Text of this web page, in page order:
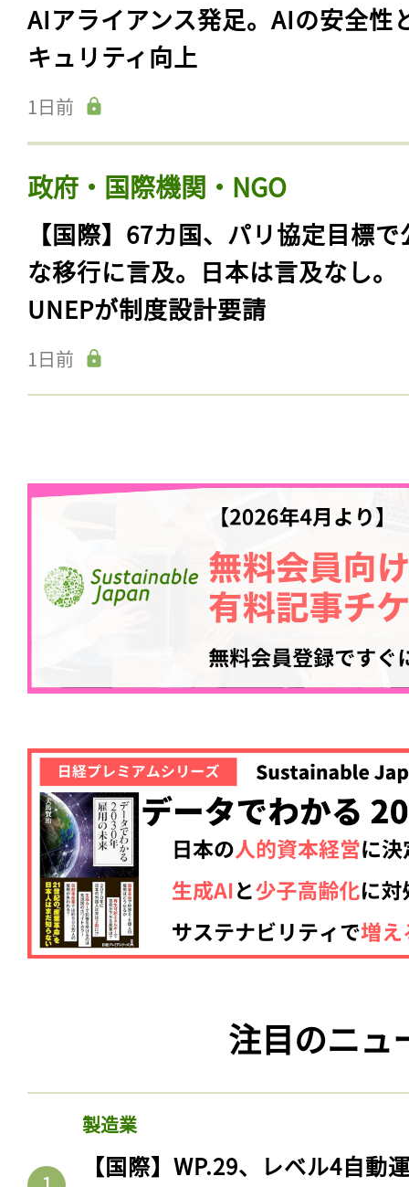
AIアライアンス発足。AIの安全性
キュリティ向上
1日前
政府・国際機関・NGO
【国際】67カ国、パリ協定目標で
な移行に言及。日本は言及なし。
UNEPが制度設計要請
1日前
注目のニュ
製造業
【国際】WP.29、レベル4自動